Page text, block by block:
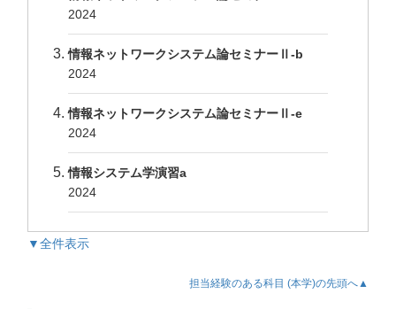
2024
情報ネットワークシステム論セミナーⅡ-b
2024
情報ネットワークシステム論セミナーⅡ-e
2024
情報システム学演習a
2024
▼全件表示
担当経験のある科目 (本学)の先頭へ▲